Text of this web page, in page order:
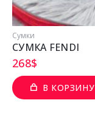
Сумки
СУМКА FENDI
268$
В КОРЗИНУ